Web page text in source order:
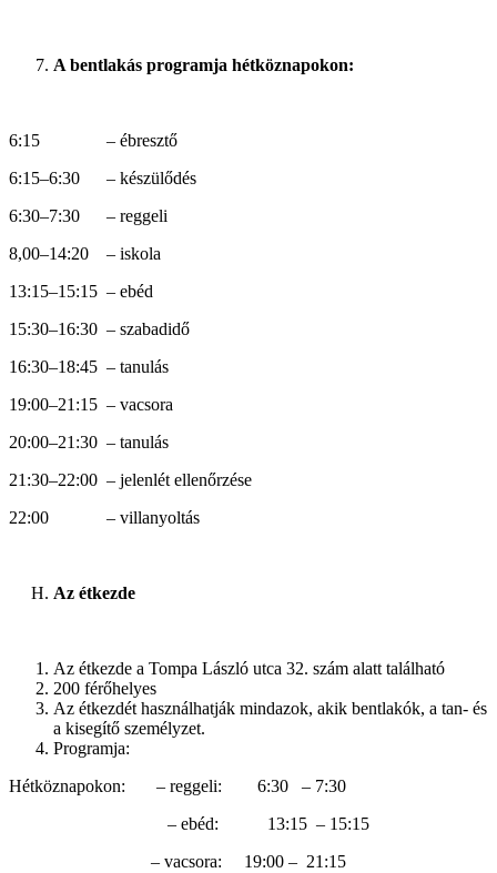
A bentlakás programja hétköznapokon:
6:15 – ébresztő
6:15–6:30 – készülődés
6:30–7:30 – reggeli
8,00–14:20 – iskola
13:15–15:15 – ebéd
15:30–16:30 – szabadidő
16:30–18:45 – tanulás
19:00–21:15 – vacsora
20:00–21:30 – tanulás
21:30–22:00 – jelenlét ellenőrzése
22:00 – villanyoltás
Az étkezde
Az étkezde a Tompa László utca 32. szám alatt található
200 férőhelyes
Az étkezdét használhatják mindazok, akik bentlakók, a tan- és
a kisegítő személyzet.
Programja:
Hétköznapokon: – reggeli: 6:30 – 7:30
– ebéd: 13:15 – 15:15
– vacsora: 19:00 – 21:15